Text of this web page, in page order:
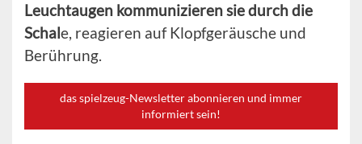
Leuchtaugen kommunizieren sie durch die
Schale, reagieren auf Klopfgeräusche und
Berührung.
das spielzeug-Newsletter abonnieren und immer
informiert sein!